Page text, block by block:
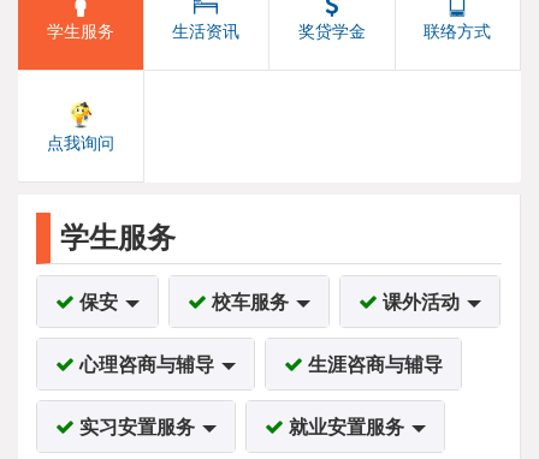
学生服务 生活资讯 奖贷学金 联络方式
点我询问
学生服务
保安 校车服务 课外活动
心理咨商与辅导 生涯咨商与辅导
实习安置服务 就业安置服务